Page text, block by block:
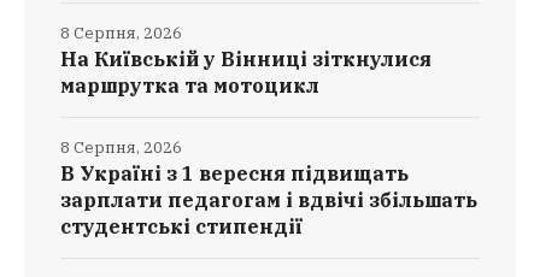
На Київській у Вінниці зіткнулися
маршрутка та мотоцикл
8 Серпня, 2026
В Україні з 1 вересня підвищать
зарплати педагогам і вдвічі збільшать
студентські стипендії
8 Серпня, 2026